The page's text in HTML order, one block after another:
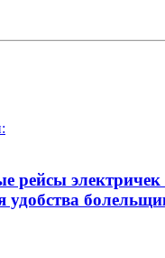
рейсы электричек
удобства